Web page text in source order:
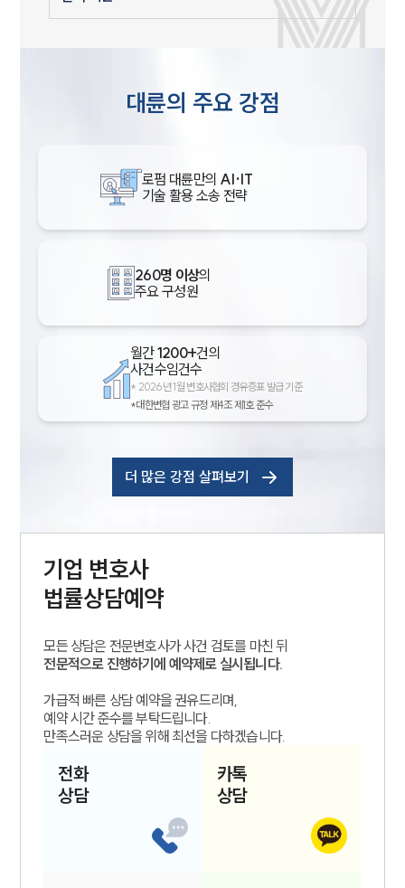
대륜의 주요 강점
로펌 대륜만의 AI·IT
기술 활용 소송 전략
260명 이상의
주요 구성원
월간1200+건의
사건수임건수
* 2026년 1월 변호사협회 경유증표 발급 기준
*대한변협 광고 규정 제4조 제1호 준수
더 많은 강점 살펴보기
기업 변호사
법률상담예약
모든 상담은 전문변호사가 사건 검토를 마친 뒤
전문적으로 진행하기에 예약제로 실시됩니다.
가급적 빠른 상담 예약을 권유드리며,
예약 시간 준수를 부탁드립니다.
만족스러운 상담을 위해 최선을 다하겠습니다.
전화
상담
카톡
상담